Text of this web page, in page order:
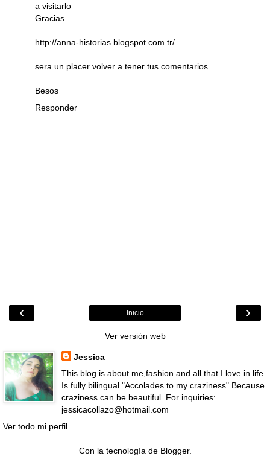
a visitarlo
Gracias
http://anna-historias.blogspot.com.tr/
sera un placer volver a tener tus comentarios
Besos
Responder
‹ ›
Inicio
Ver versión web
Jessica
This blog is about me,fashion and all that I love in life.
Is fully bilingual "Accolades to my craziness" Because
craziness can be beautiful. For inquiries:
jessicacollazo@hotmail.com
Ver todo mi perfil
Con la tecnología de Blogger.